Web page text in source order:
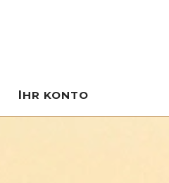
IHR KONTO